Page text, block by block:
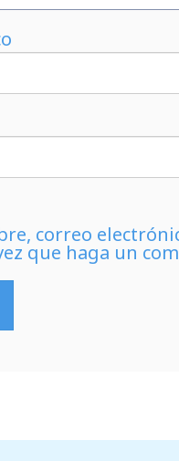
correo
que haga un